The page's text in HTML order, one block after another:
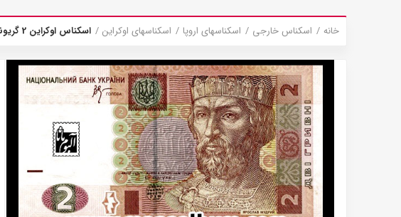
خانه اسکناس خارجی اسکناسهای اروپا اسکناسهای اوکراین اسکناس اوکراین 2 گریونا 2013